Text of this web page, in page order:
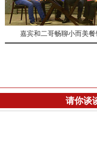
嘉宾和二哥畅聊小而美餐
请你谈